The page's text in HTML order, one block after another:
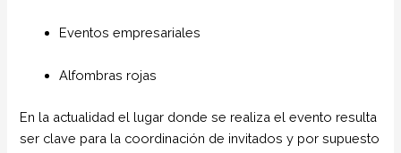
Eventos empresariales
Alfombras rojas
En la actualidad el lugar donde se realiza el evento resulta
ser clave para la coordinación de invitados y por supuesto